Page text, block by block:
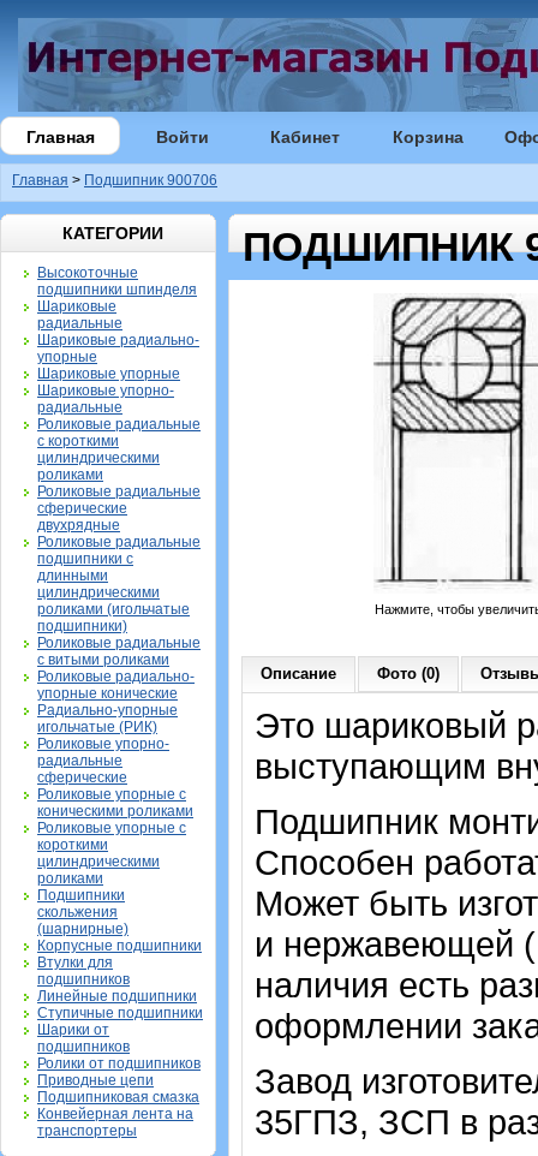
Главная Войти Кабинет Корзина
Главная > Подшипник 900706
КАТЕГОРИИ
Высокоточные
подшипники шпинделя
Шариковые
радиальные
Шариковые радиально-
упорные
Шариковые упорные
Шариковые упорно-
радиальные
Роликовые радиальные
с короткими
цилиндрическими
роликами
Роликовые радиальные
сферические
двухрядные
Роликовые радиальные
подшипники с
длинными
цилиндрическими
роликами (игольчатые
подшипники)
Роликовые радиальные
с витыми роликами
Роликовые радиально-
упорные конические
Радиально-упорные
игольчатые (РИК)
Роликовые упорно-
радиальные
сферические
Роликовые упорные с
коническими роликами
Роликовые упорные с
короткими
цилиндрическими
роликами
Подшипники
скольжения
(шарнирные)
Корпусные подшипники
Втулки для
подшипников
Линейные подшипники
Ступичные подшипники
Шарики от
подшипников
Ролики от подшипников
Приводные цепи
Подшипниковая смазка
Конвейерная лента на
транспортеры
ПОДШИПНИК
Нажмите, чтобы
Описание Фото (0)
Это шариковый
выступающим
Подшипник
Способен
Может быть
и нержавеющей
наличия есть
оформлении
Завод
35ГПЗ, ЗСП в